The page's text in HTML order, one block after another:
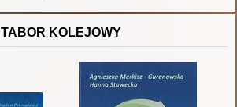
TABOR KOLEJOWY